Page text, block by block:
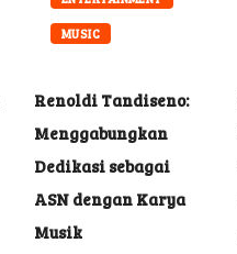
MUSIC
Renoldi Tandiseno:
Menggabungkan
Dedikasi sebagai
ASN dengan Karya
Musik